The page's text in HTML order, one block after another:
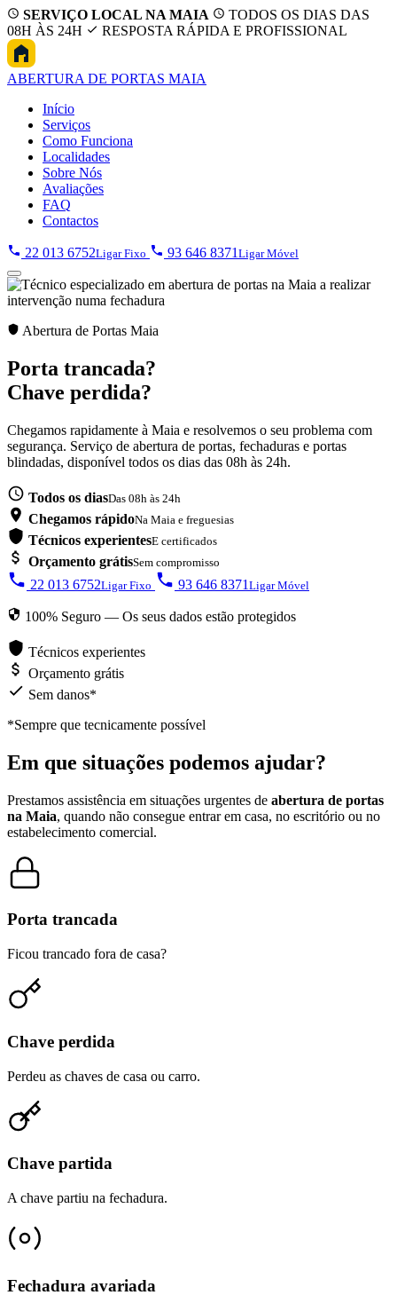
SERVIÇO LOCAL NA MAIA
TODOS OS DIAS DAS
08H ÀS 24H
RESPOSTA RÁPIDA E PROFISSIONAL
ABERTURA DE PORTAS MAIA
Início
Serviços
Como Funciona
Localidades
Sobre Nós
Avaliações
FAQ
Contactos
22 013 6752Ligar Fixo 93 646 8371 Ligar Móvel
Abertura de Portas Maia
Porta trancada?
Chave perdida?
Chegamos rapidamente à Maia e resolvemos o seu problema com
segurança. Serviço de abertura de portas, fechaduras e portas
blindadas, disponível todos os dias das 08h às 24h.
Todos os diasDas 08h às 24h
Chegamos rápidoNa Maia e freguesias
Técnicos experientesE certificados
Orçamento grátisSem compromisso
22 013 6752Ligar Fixo 93 646 8371 Ligar Móvel
100% Seguro — Os seus dados estão protegidos
Técnicos experientes
Orçamento grátis
Sem danos*
*Sempre que tecnicamente possível
Em que situações podemos ajudar?
Prestamos assistência em situações urgentes de abertura de portas
na Maia, quando não consegue entrar em casa, no escritório ou no
estabelecimento comercial.
Porta trancada
Ficou trancado fora de casa?
Chave perdida
Perdeu as chaves de casa ou carro.
Chave partida
A chave partiu na fechadura.
Fechadura avariada